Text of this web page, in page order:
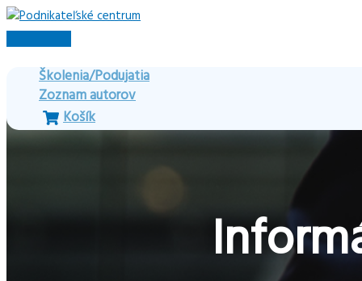
Preskočiť
na
Hlavné
Školenia/Podujatia
Zoznam autorov
Košík